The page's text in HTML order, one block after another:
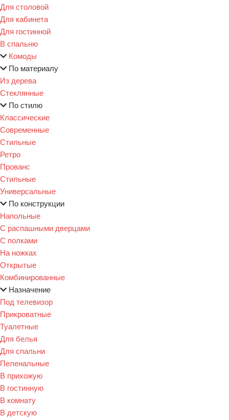
Для столовой
Для кабинета
Для гостинной
В спальню
Комоды
По материалу
Из дерева
Стеклянные
По стилю
Классические
Современные
Стильные
Ретро
Прованс
Стильные
Универсальные
По конструкции
Напольные
С распашными дверцами
С полками
На ножках
Открытые
Комбинированные
Назначение
Под телевизор
Прикроватные
Туалетные
Для белья
Для спальни
Пеленальные
В прихожую
В гостинную
В комнату
В детскую